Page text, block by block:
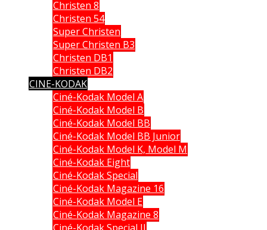
Christen 8
Christen 54
Super Christen
Super Christen B3
Christen DB1
Christen DB2
CINE-KODAK
Ciné-Kodak Model A
Ciné-Kodak Model B
Ciné-Kodak Model BB
Ciné-Kodak Model BB Junior
Ciné-Kodak Model K, Model M
Ciné-Kodak Eight
Ciné-Kodak Special
Ciné-Kodak Magazine 16
Ciné-Kodak Model E
Ciné-Kodak Magazine 8